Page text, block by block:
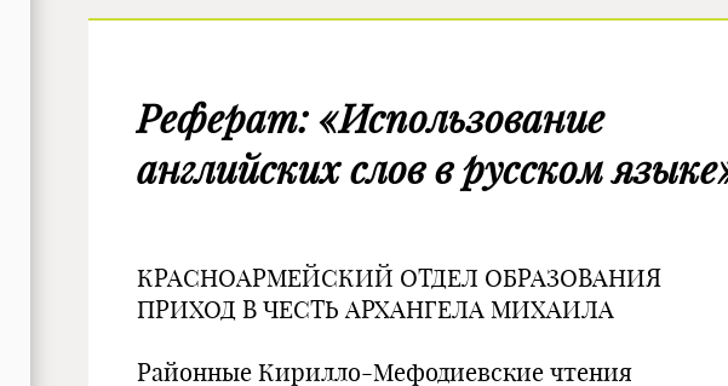
Реферат: «Использование
английских слов в русском
КРАСНОАРМЕЙСКИЙ ОТДЕЛ ОБРАЗОВАНИЯ
ПРИХОД В ЧЕСТЬ АРХАНГЕЛА МИХАИЛА
Районные Кирилло-Мефодиевские чтения